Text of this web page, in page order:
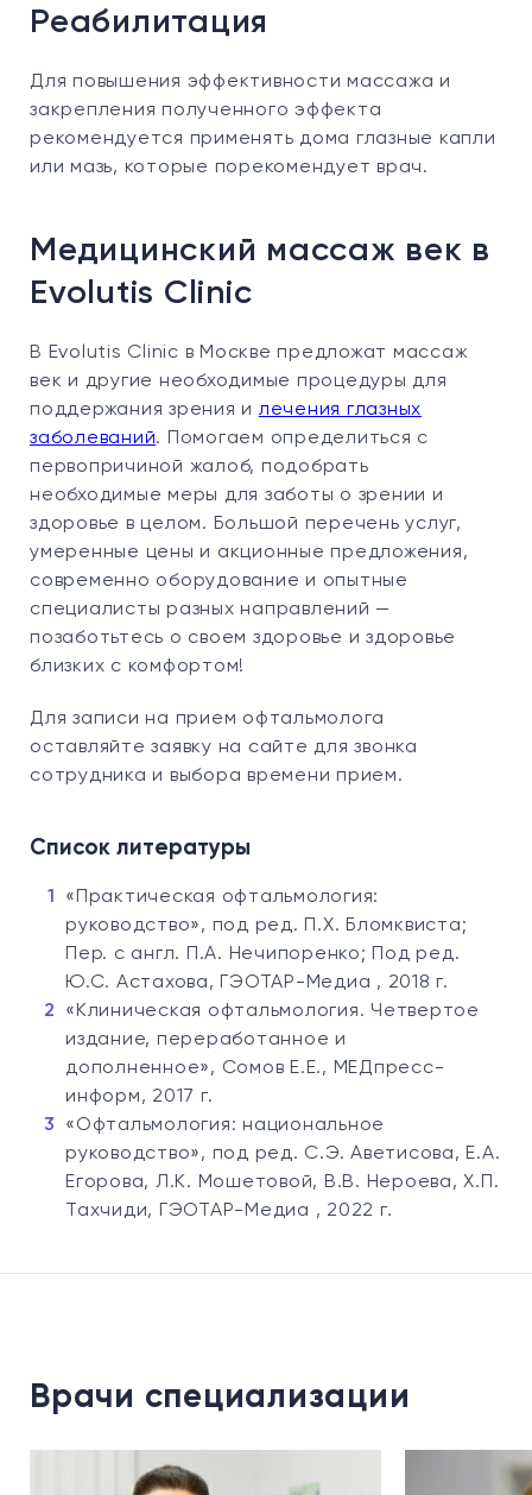
Реабилитация
Для повышения эффективности массажа и
закрепления полученного эффекта
рекомендуется применять дома глазные капли
или мазь, которые порекомендует врач.
Медицинский массаж век в
Evolutis Clinic
В Evolutis Clinic в Москве предложат массаж
век и другие необходимые процедуры для
поддержания зрения и лечения глазных
заболеваний. Помогаем определиться с
первопричиной жалоб, подобрать
необходимые меры для заботы о зрении и
здоровье в целом. Большой перечень услуг,
умеренные цены и акционные предложения,
современно оборудование и опытные
специалисты разных направлений —
позаботьтесь о своем здоровье и здоровье
близких с комфортом!
Для записи на прием офтальмолога
оставляйте заявку на сайте для звонка
сотрудника и выбора времени прием.
Список литературы
«Практическая офтальмология:
руководство», под ред. П.Х. Бломквиста;
Пер. с англ. П.А. Нечипоренко; Под ред.
Ю.С. Астахова, ГЭОТАР-Медиа , 2018 г.
«Клиническая офтальмология. Четвертое
издание, переработанное и
дополненное», Сомов Е.Е., МЕДпресс-
информ, 2017 г.
«Офтальмология: национальное
руководство», под ред. С.Э. Аветисова, Е.А.
Егорова, Л.К. Мошетовой, В.В. Нероева, Х.П.
Тахчиди, ГЭОТАР-Медиа , 2022 г.
Врачи специализации